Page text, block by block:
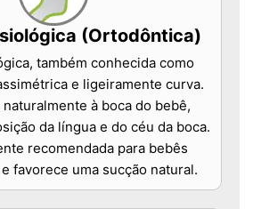
(Ortodôntica)
também conhecida como
e ligeiramente curva.
naturalmente à boca do bebê,
da língua e do céu da boca.
recomendada para bebês
favorece uma sucção natural.